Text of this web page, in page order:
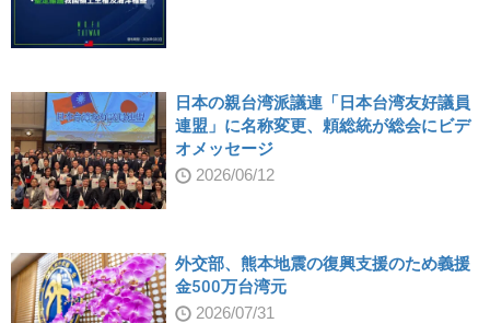
日本の親台湾派議連「日本台湾友好議員
連盟」に名称変更、頼総統が総会にビデ
オメッセージ
2026/06/12
外交部、熊本地震の復興支援のため義援
金500万台湾元
2026/07/31